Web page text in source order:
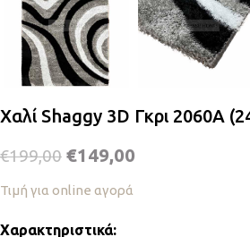
Χαλί Shaggy 3D Γκρι 2060A
€199,00 €149,00
Τιμή για online αγορά
Χαρακτηριστικά: